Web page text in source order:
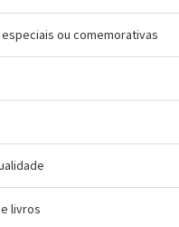
ou comemorativas
livros